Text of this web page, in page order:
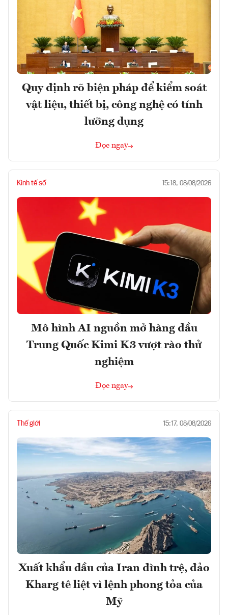
Quy định rõ biện pháp để kiểm soát
vật liệu, thiết bị, công nghệ có tính
lưỡng dụng
Đọc ngay
Kinh tế số 15:18, 08/08/2026
Mô hình AI nguồn mở hàng đầu
Trung Quốc Kimi K3 vượt rào thử
nghiệm
Đọc ngay
Thế giới 15:17, 08/08/2026
Xuất khẩu dầu của Iran đình trệ, đảo
Kharg tê liệt vì lệnh phong tỏa của
Mỹ